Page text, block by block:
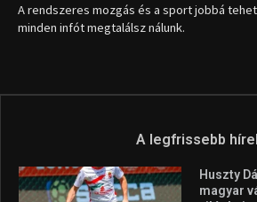
A rendszeres mozgás és a sport jobbá
minden infót megtalálsz nálunk.
A legfrissebb
Huszty
magyar